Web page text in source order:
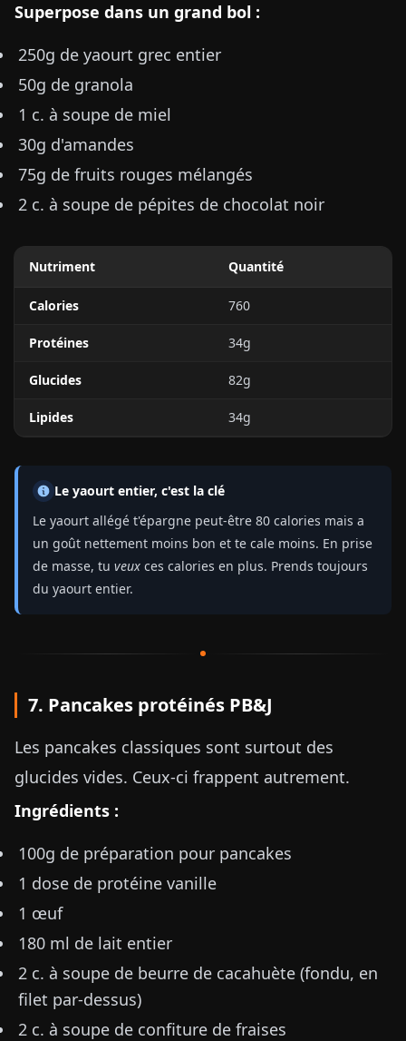
Superpose dans un grand bol :
250g de yaourt grec entier
50g de granola
1 c. à soupe de miel
30g d'amandes
75g de fruits rouges mélangés
2 c. à soupe de pépites de chocolat noir
Nutriment Quantité
Calories 760
Protéines 34g
Glucides 82g
Lipides 34g
Le yaourt entier, c'est la clé
Le yaourt allégé t'épargne peut-être 80 calories mais a
un goût nettement moins bon et te cale moins. En prise
de masse, tu veux ces calories en plus. Prends toujours
du yaourt entier.
7. Pancakes protéinés PB&J
Les pancakes classiques sont surtout des
glucides vides. Ceux-ci frappent autrement.
Ingrédients :
100g de préparation pour pancakes
1 dose de protéine vanille
1 œuf
180 ml de lait entier
2 c. à soupe de beurre de cacahuète (fondu, en
filet par-dessus)
2 c. à soupe de confiture de fraises